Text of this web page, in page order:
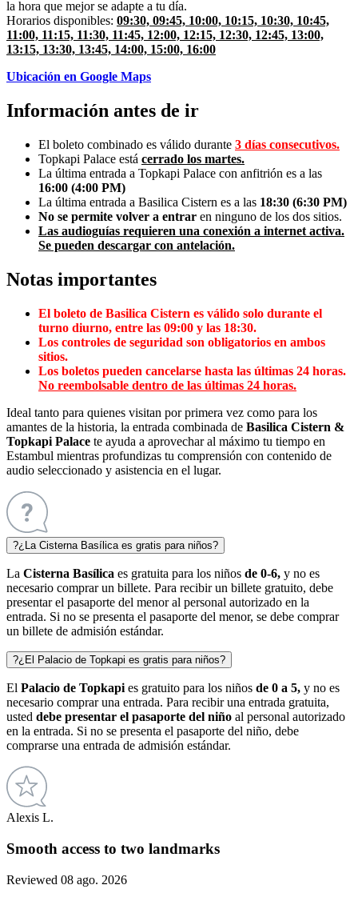
la hora que mejor se adapte a tu día.
Horarios disponibles: 09:30, 09:45, 10:00, 10:15, 10:30, 10:45,
11:00, 11:15, 11:30, 11:45, 12:00, 12:15, 12:30, 12:45, 13:00,
13:15, 13:30, 13:45, 14:00, 15:00, 16:00
Ubicación en Google Maps
Información antes de ir
El boleto combinado es válido durante 3 días consecutivos.
Topkapi Palace está cerrado los martes.
La última entrada a Topkapi Palace con anfitrión es a las
16:00 (4:00 PM)
La última entrada a Basilica Cistern es a las 18:30 (6:30 PM)
No se permite volver a entrar en ninguno de los dos sitios.
Las audioguías requieren una conexión a internet activa.
Se pueden descargar con antelación.
Notas importantes
El boleto de Basilica Cistern es válido solo durante el
turno diurno, entre las 09:00 y las 18:30.
Los controles de seguridad son obligatorios en ambos
sitios.
Los boletos pueden cancelarse hasta las últimas 24 horas.
No reembolsable dentro de las últimas 24 horas.
Ideal tanto para quienes visitan por primera vez como para los
amantes de la historia, la entrada combinada de Basilica Cistern &
Topkapi Palace te ayuda a aprovechar al máximo tu tiempo en
Estambul mientras profundizas tu comprensión con contenido de
audio seleccionado y asistencia en el lugar.
?¿La Cisterna Basílica es gratis para niños?
La Cisterna Basílica es gratuita para los niños de 0-6, y no es
necesario comprar un billete. Para recibir un billete gratuito, debe
presentar el pasaporte del menor al personal autorizado en la
entrada. Si no se presenta el pasaporte del menor, se debe comprar
un billete de admisión estándar.
?¿El Palacio de Topkapi es gratis para niños?
El Palacio de Topkapi es gratuito para los niños de 0 a 5, y no es
necesario comprar una entrada. Para recibir una entrada gratuita,
usted debe presentar el pasaporte del niño al personal autorizado
en la entrada. Si no se presenta el pasaporte del niño, debe
comprarse una entrada de admisión estándar.
Alexis L.
Smooth access to two landmarks
Reviewed 08 ago. 2026